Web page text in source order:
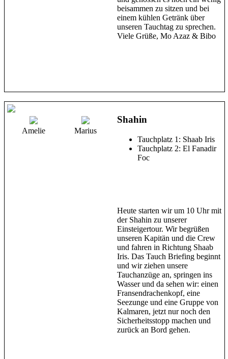
beisammen zu sitzen und bei
einem kühlen Getränk über
unseren Tauchtag zu sprechen.
Viele Grüße, Mo Azaz & Bibo
Amelie Marius
Shahin
Tauchplatz 1: Shaab Iris
Tauchplatz 2: El Fanadir
Foc
Heute starten wir um 10 Uhr mit
der Shahin zu unserer
Einsteigertour. Wir begrüßen
unseren Kapitän und die Crew
und fahren in Richtung Shaab
Iris. Das Tauch Briefing beginnt
und wir ziehen unsere
Tauchanzüge an, springen ins
Wasser und da sehen wir: einen
Fransendrachenkopf, eine
Seezunge und eine Gruppe von
Kalmaren, jetzt nur noch den
Sicherheitsstopp machen und
zurück an Bord gehen.